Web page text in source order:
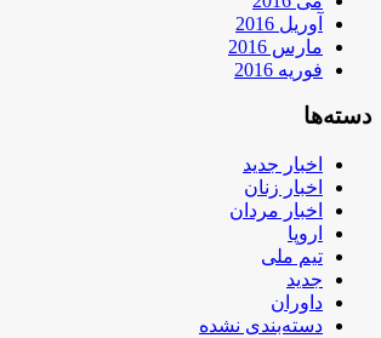
آوریل 2016
مارس 2016
فوریه 2016
دسته‌ها
اخبار جدید
اخبار زنان
اخبار مردان
اروپا
تیم ملی
جدید
داوران
دسته‌بندی نشده